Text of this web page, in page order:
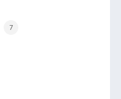
7